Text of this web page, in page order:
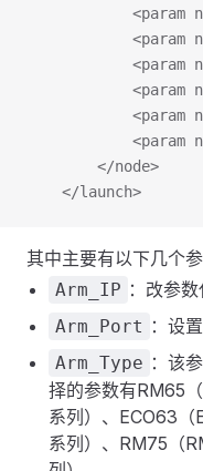
<param
<param
<param
<param
<param
<param
        </node>
    </launch>
其中主要有以下几个参
Arm_IP ：改参数
Arm_Port ：设
Arm_Type ：该
择的参数有RM65
系列）、ECO63
系列）、RM75（